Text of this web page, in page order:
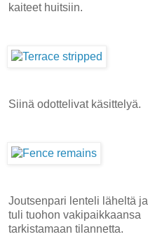
kaiteet huitsiin.
Siinä odottelivat käsittelyä.
Joutsenpari lenteli läheltä ja
tuli tuohon vakipaikkaansa
tarkistamaan tilannetta.